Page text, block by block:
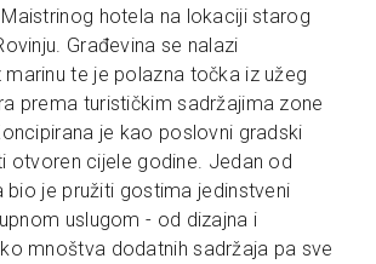
hotela na lokaciji starog
Građevina se nalazi
te je polazna točka iz užeg
prema turističkim sadržajima zone
je kao poslovni gradski
otvoren cijele godine. Jedan od
bio je pružiti gostima jedinstveni
uslugom - od dizajna i
mnoštva dodatnih sadržaja pa sve